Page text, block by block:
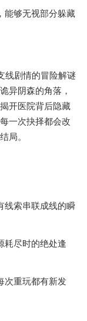
能够无视部分躲藏
线剧情的冒险解谜
异阴森的角落，
开医院背后隐藏
一次抉择都会改
局。
线索串联成线的瞬
耗尽时的绝处逢
次重玩都有新发